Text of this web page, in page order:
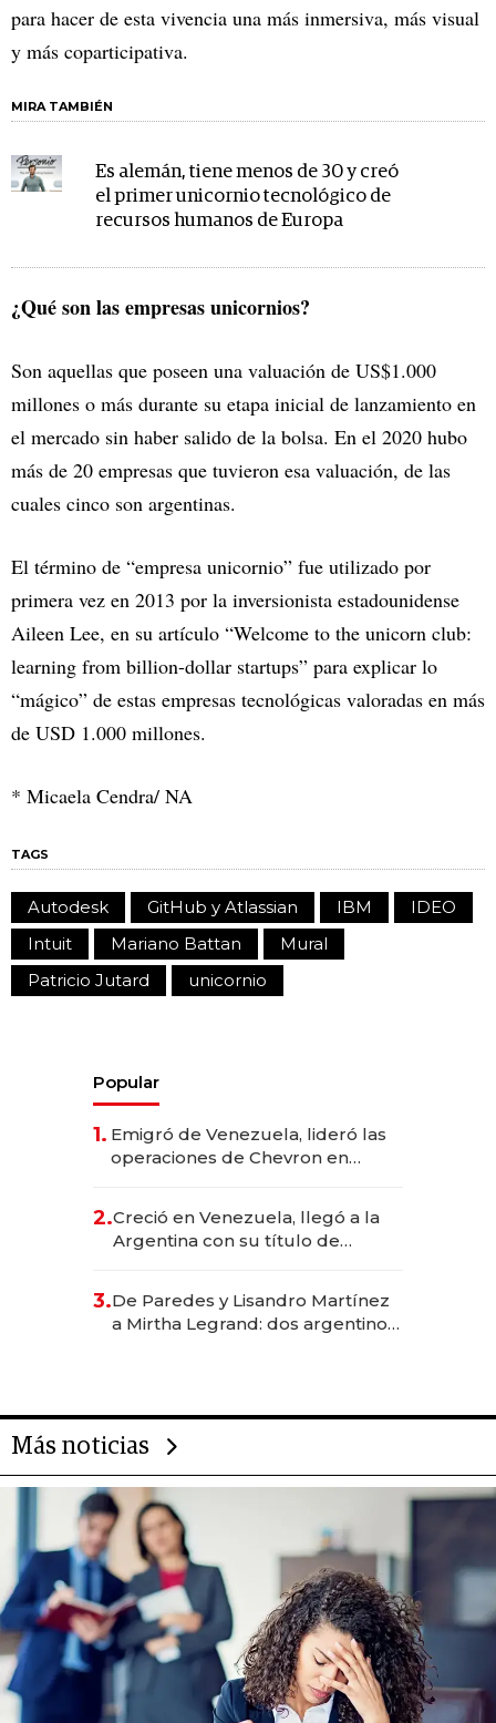
para hacer de esta vivencia una más inmersiva, más visual
y más coparticipativa.
MIRA TAMBIÉN
Es alemán, tiene menos de 30 y creó
el primer unicornio tecnológico de
recursos humanos de Europa
¿Qué son las empresas unicornios?
Son aquellas que poseen una valuación de US$1.000
millones o más durante su etapa inicial de lanzamiento en
el mercado sin haber salido de la bolsa. En el 2020 hubo
más de 20 empresas que tuvieron esa valuación, de las
cuales cinco son argentinas.
El término de “empresa unicornio” fue utilizado por
primera vez en 2013 por la inversionista estadounidense
Aileen Lee, en su artículo “Welcome to the unicorn club:
learning from billion-dollar startups” para explicar lo
“mágico” de estas empresas tecnológicas valoradas en más
de USD 1.000 millones.
* Micaela Cendra/ NA
TAGS
Autodesk GitHub y Atlassian IBM
IDEO
Intuit
Mariano Battan
Mural
Patricio Jutard
unicornio
Popular
1. Emigró de Venezuela, lideró las
operaciones de Chevron en
2.Creció en Venezuela, llegó a la
Argentina con su título de
las marcas "fast premium"
3.De Paredes y Lisandro Martínez
a Mirtha Legrand: dos argentinos
Más noticias